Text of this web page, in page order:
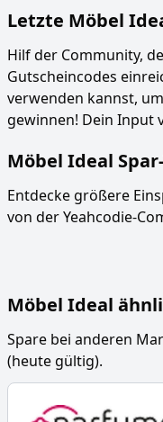
Letzte Möbel
Hilf der Community,
Gutscheincodes
verwenden kannst,
gewinnen! Dein Input
Möbel Ideal
Entdecke größere
von der Yeahcodie-
Möbel Ideal
Spare bei anderen
(heute gültig).